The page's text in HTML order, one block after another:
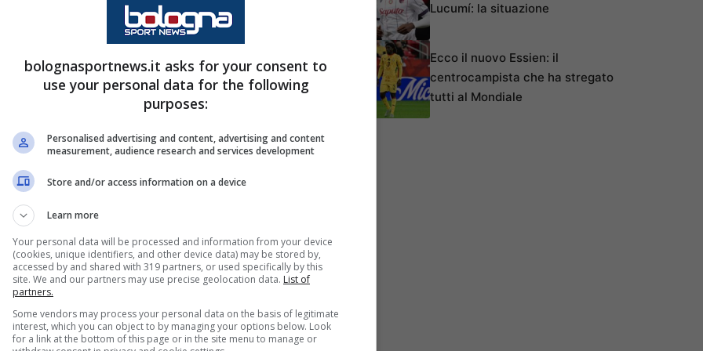
presidente Joey Saputo alle domande dei
Lucumí: la situazione
Ecco il nuovo Essien: il
centrocampista che ha stregato
tutti al Mondiale
bolognasportnews.it asks for your consent to
use your personal data for the following
purposes:
Personalised advertising and content, advertising and content
measurement, audience research and services development
Store and/or access information on a device
Learn more
Your personal data will be processed and information from your device
(cookies, unique identifiers, and other device data) may be stored by,
accessed by and shared with 319 partners, or used specifically by this
site. We and our partners may use precise geolocation data. List of
partners.
Some vendors may process your personal data on the basis of legitimate
interest, which you can object to by managing your options below. Look
for a link at the bottom of this page or in the site menu to manage or